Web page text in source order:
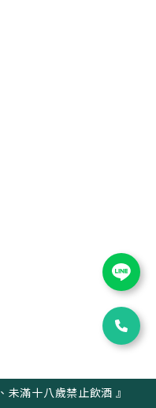
未滿十八歲禁止飲酒 』